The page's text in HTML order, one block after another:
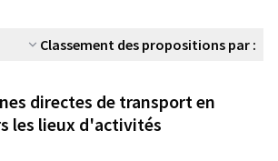
Classement des propositions par :
directes de transport en
les lieux d'activités